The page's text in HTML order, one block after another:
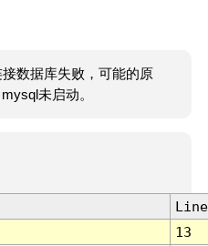
数据库失败，可能的原
未启动。
Line
13